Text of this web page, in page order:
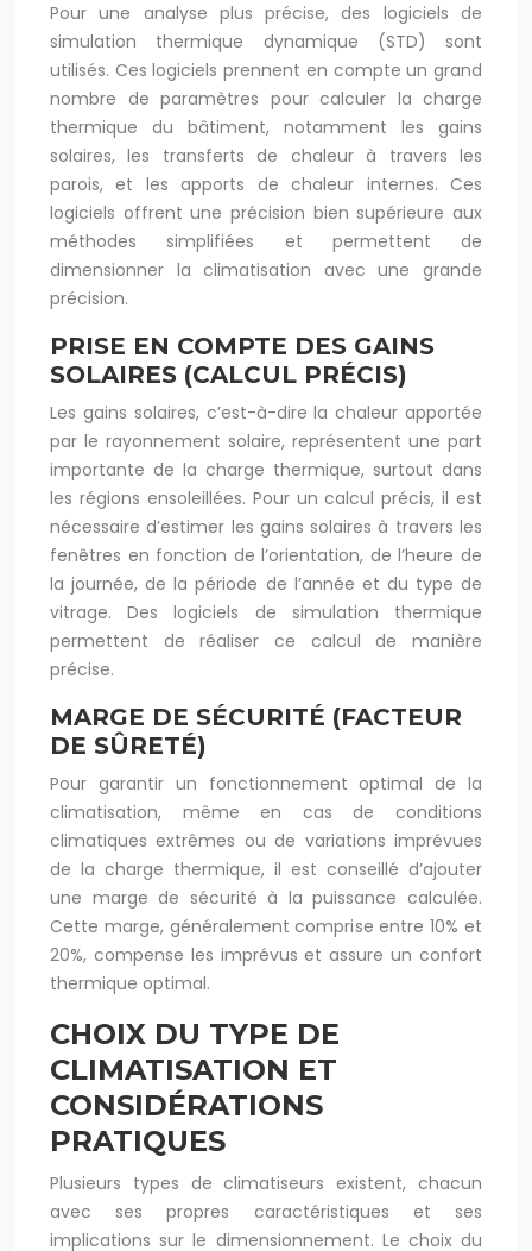
Pour une analyse plus précise, des logiciels de
simulation thermique dynamique (STD) sont
utilisés. Ces logiciels prennent en compte un grand
nombre de paramètres pour calculer la charge
thermique du bâtiment, notamment les gains
solaires, les transferts de chaleur à travers les
parois, et les apports de chaleur internes. Ces
logiciels offrent une précision bien supérieure aux
méthodes simplifiées et permettent de
dimensionner la climatisation avec une grande
précision.
PRISE EN COMPTE DES GAINS
SOLAIRES (CALCUL PRÉCIS)
Les gains solaires, c’est-à-dire la chaleur apportée
par le rayonnement solaire, représentent une part
importante de la charge thermique, surtout dans
les régions ensoleillées. Pour un calcul précis, il est
nécessaire d’estimer les gains solaires à travers les
fenêtres en fonction de l’orientation, de l’heure de
la journée, de la période de l’année et du type de
vitrage. Des logiciels de simulation thermique
permettent de réaliser ce calcul de manière
précise.
MARGE DE SÉCURITÉ (FACTEUR
DE SÛRETÉ)
Pour garantir un fonctionnement optimal de la
climatisation, même en cas de conditions
climatiques extrêmes ou de variations imprévues
de la charge thermique, il est conseillé d’ajouter
une marge de sécurité à la puissance calculée.
Cette marge, généralement comprise entre 10% et
20%, compense les imprévus et assure un confort
thermique optimal.
CHOIX DU TYPE DE
CLIMATISATION ET
CONSIDÉRATIONS
PRATIQUES
Plusieurs types de climatiseurs existent, chacun
avec ses propres caractéristiques et ses
implications sur le dimensionnement. Le choix du